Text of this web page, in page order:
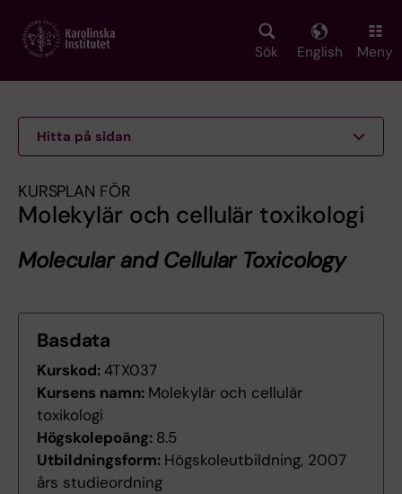
main
Sök English Meny
Hitta på sidan
KURSPLAN FÖR
Molekylär och cellulär toxikologi
Molecular and Cellular Toxicology
Basdata
Kurskod:4TX037
Kursens namn: Molekylär och cellulär
toxikologi
Högskolepoäng: 8.5
Utbildningsform: Högskoleutbildning, 2007
års studieordning